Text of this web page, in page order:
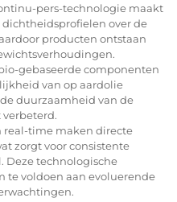
pers-technologie maakt
over de
producten ontstaan
gebaseerde componenten
van op aardolie
duurzaamheid van de
real-time maken directe
zorgt voor consistente
Deze technologische
te voldoen aan evoluerende